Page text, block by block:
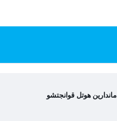
ماندارين هوتل قوانجتشو